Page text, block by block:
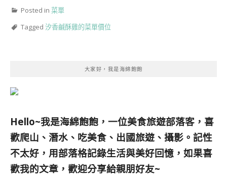
Posted in 菜單
Tagged 汐香鹹酥雞的菜單價位
大家好，我是海綿飽飽
Hello~我是海綿飽飽，一位美食旅遊部落客， 喜
歡爬山、潛水、吃美食、出國旅遊、攝影。 記性
不太好，用部落格記錄生活與美好回憶， 如果喜
歡我的文章，歡迎分享給親朋好友~